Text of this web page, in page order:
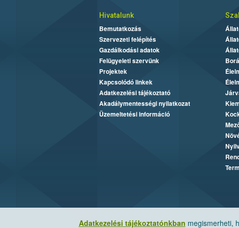
Adatkezelési tájékoztatónkban megismerheti,
Hivatalunk
Bemutatkozás
Szervezeti felépítés
Gazdálkodási adatok
Felügyeleti szervünk
Projektek
Kapcsolódó linkek
Adatkezelési tájékoztató
Akadálymentességi nyilatkozat
Üzemeltetési információ